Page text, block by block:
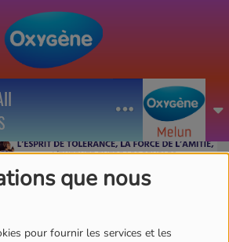
que nous
pour fournir les services et les